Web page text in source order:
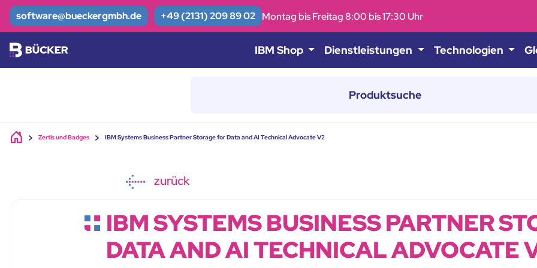
Skip to main content
software@bueckergmbh.de +49 (2131) 209 89 02 Montag bis Freitag 8:00 bis 17:30 Uhr
IBM Shop Dienstleistungen Technologien
Zertis und Badges IBM Systems Business Partner Storage for Data and AI Technical Advocate V2
zurück
IBM SYSTEMS BUSINESS PARTNER
DATA AND AI TECHNICAL ADVOCATE